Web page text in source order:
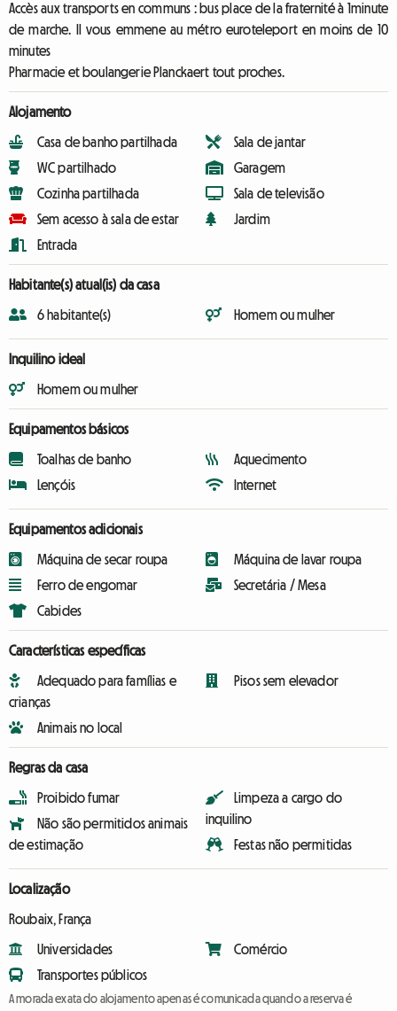
Accès aux transports en communs : bus place de la fraternité à 1minute
de marche. Il vous emmene au métro euroteleport en moins de 10
minutes
Pharmacie et boulangerie Planckaert tout proches.
Alojamento
Casa de banho partilhada
WC partilhado
Cozinha partilhada
Sem acesso à sala de estar
Entrada
Sala de jantar
Garagem
Sala de televisão
Jardim
Habitante(s) atual(is) da casa
6 habitante(s) Homem ou mulher
Inquilino ideal
Homem ou mulher
Equipamentos básicos
Toalhas de banho
Lençóis
Aquecimento
Internet
Equipamentos adicionais
Máquina de secar roupa
Ferro de engomar
Cabides
Máquina de lavar roupa
Secretária / Mesa
Características específicas
Adequado para famílias e
crianças
Animais no local
Pisos sem elevador
Regras da casa
Proibido fumar
Não são permitidos animais
de estimação
Limpeza a cargo do
inquilino
Festas não permitidas
Localização
Roubaix, França
Universidades
Transportes públicos
Comércio
A morada exata do alojamento apenas é comunicada quando a reserva é